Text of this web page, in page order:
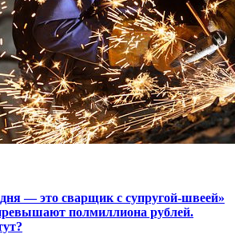
— это сварщик с супругой-швеей»
полмиллиона рублей.